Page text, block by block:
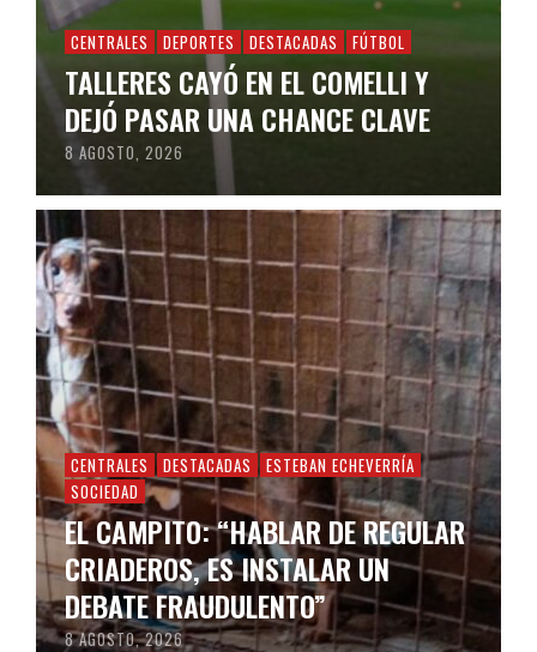
CENTRALES DEPORTES DESTACADAS FÚTBOL
TALLERES CAYÓ EN EL COMELLI Y
DEJÓ PASAR UNA CHANCE CLAVE
8 AGOSTO, 2026
CENTRALES DESTACADAS
ESTEBAN ECHEVERRÍA
SOCIEDAD
EL CAMPITO: “HABLAR DE REGULAR
CRIADEROS, ES INSTALAR UN
DEBATE FRAUDULENTO”
8 AGOSTO, 2026